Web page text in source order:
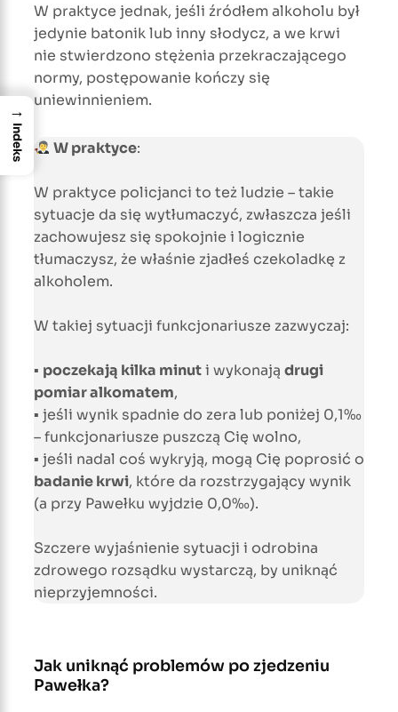
W praktyce jednak, jeśli źródłem alkoholu był
jedynie batonik lub inny słodycz, a we krwi
nie stwierdzono stężenia przekraczającego
normy, postępowanie kończy się
uniewinnieniem.
W praktyce:
W praktyce policjanci to też ludzie – takie
sytuacje da się wytłumaczyć, zwłaszcza jeśli
zachowujesz się spokojnie i logicznie
tłumaczysz, że właśnie zjadłeś czekoladkę z
alkoholem.
W takiej sytuacji funkcjonariusze zazwyczaj:
▪ poczekają kilka minuti wykonają drugi
pomiar alkomatem,
▪ jeśli wynik spadnie do zera lub poniżej 0,1‰
– funkcjonariusze puszczą Cię wolno,
▪ jeśli nadal coś wykryją, mogą Cię poprosić o
badanie krwi, które da rozstrzygający wynik
(a przy Pawełku wyjdzie 0,0‰).
Szczere wyjaśnienie sytuacji i odrobina
zdrowego rozsądku wystarczą, by uniknąć
nieprzyjemności.
Jak uniknąć problemów po zjedzeniu
Pawełka?
→
Indeks